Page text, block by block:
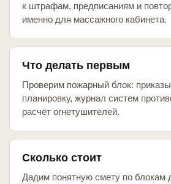
к штрафам, предписаниям и
именно для массажного кабинета.
Что делать первым
Проверим пожарный блок:
планировку, журнал систем
расчёт огнетушителей.
Сколько стоит
Дадим понятную смету по блокам